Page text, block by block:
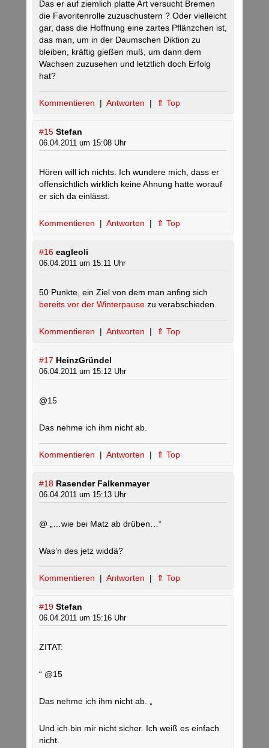
Das er auf ziemlich platte Art versucht Bremen
die Favoritenrolle zuzuschustern ? Oder vielleicht
gar, dass die Hoffnung eine zartes Pflänzchen ist,
das man, um in der Daumschen Diktion zu
bleiben, kräftig gießen muß, um dann dem
Wachsen zuzusehen und letztlich doch Erfolg
hat?
Kommentieren | Antworten | ⇑ Top
#15 Stefan
06.04.2011 um 15:08 Uhr
Hören will ich nichts. Ich wundere mich, dass er
offensichtlich wirklich keine Ahnung hatte worauf
er sich da einlässt.
Kommentieren | Antworten | ⇑ Top
#16 eagleoli
06.04.2011 um 15:11 Uhr
50 Punkte, ein Ziel von dem man anfing sich
bereits vor der Winterpause zu verabschieden.
Kommentieren | Antworten | ⇑ Top
#17 HeinzGründel
06.04.2011 um 15:12 Uhr
@15
Das nehme ich ihm nicht ab.
Kommentieren | Antworten | ⇑ Top
#18 Rasender Falkenmayer
06.04.2011 um 15:13 Uhr
@ „…wie bei Matz ab drüben…“
Was’n des jetz widdä?
Kommentieren | Antworten | ⇑ Top
#19 Stefan
06.04.2011 um 15:16 Uhr
ZITAT:
“ @15
Das nehme ich ihm nicht ab. „
Und ich bin mir nicht sicher. Ich weiß es einfach
nicht.